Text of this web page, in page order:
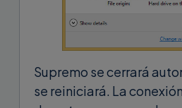
Supremo se cerrará
se reiniciará. La